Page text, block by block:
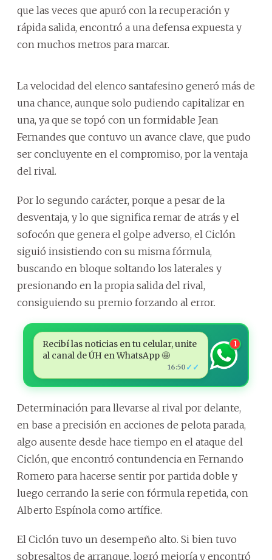
que las veces que apuró con la recuperación y
rápida salida, encontró a una defensa expuesta y
con muchos metros para marcar.
La velocidad del elenco santafesino generó más de
una chance, aunque solo pudiendo capitalizar en
una, ya que se topó con un formidable Jean
Fernandes que contuvo un avance clave, que pudo
ser concluyente en el compromiso, por la ventaja
del rival.
Por lo segundo carácter, porque a pesar de la
desventaja, y lo que significa remar de atrás y el
sofocón que genera el golpe adverso, el Ciclón
siguió insistiendo con su misma fórmula,
buscando en bloque soltando los laterales y
presionando en la propia salida del rival,
consiguiendo su premio forzando al error.
Recibí las noticias en tu celular, unite
al canal de ÚH en WhatsApp 🤩
16:50 ✓✓
1
Determinación para llevarse al rival por delante,
en base a precisión en acciones de pelota parada,
algo ausente desde hace tiempo en el ataque del
Ciclón, que encontró contundencia en Fernando
Romero para hacerse sentir por partida doble y
luego cerrando la serie con fórmula repetida, con
Alberto Espínola como artífice.
El Ciclón tuvo un desempeño alto. Si bien tuvo
sobresaltos de arranque, logró mejoría y encontró